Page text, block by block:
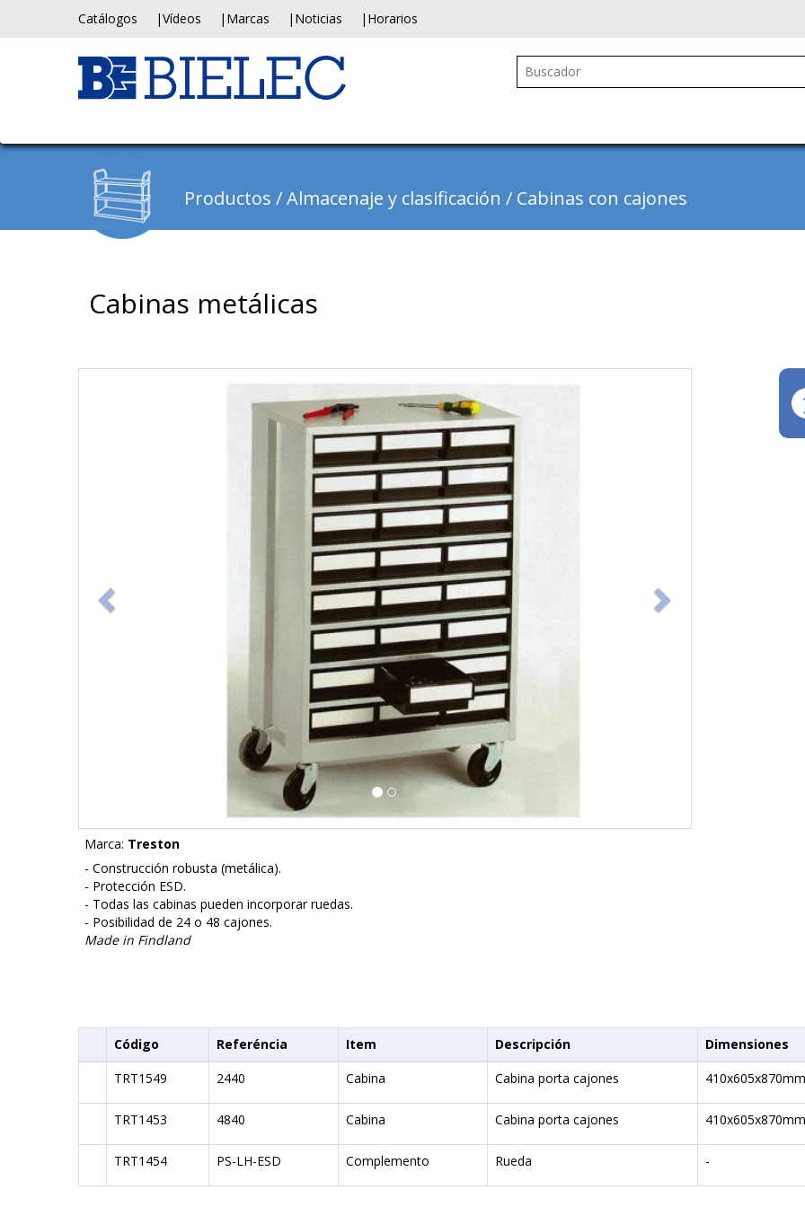
Catálogos Vídeos Marcas Noticias Horarios
Productos /Almacenaje y clasificación / Cabinas con cajones
Cabinas metálicas
Marca: Treston
- Construcción robusta (metálica).
- Protección ESD.
- Todas las cabinas pueden incorporar ruedas.
- Posibilidad de 24 o 48 cajones.
Made in Findland
Código Referéncia Item Descripción Dimensiones
TRT1549
2440 Cabina Cabina porta cajones 410x605x870mm
TRT1453 4840 Cabina Cabina porta cajones 410x605x870mm
TRT1454 PS-LH-ESD Complemento Rueda -